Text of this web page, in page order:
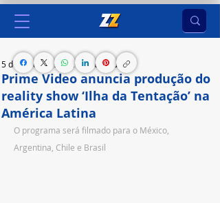
Prime Video anuncia produção do
reality show ‘Ilha da Tentação’ na
América Latina
5 de jul. de 20232 min de leitura
O programa será filmado para o México,
Argentina, Chile e Brasil